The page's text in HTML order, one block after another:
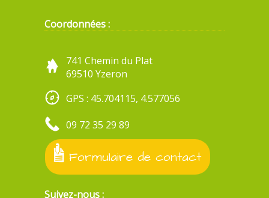
Coordonnées :
741 Chemin du Plat
69510 Yzeron
GPS : 45.704115, 4.577056
09 72 35 29 89
Formulaire de contact
Suivez-nous :